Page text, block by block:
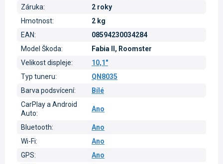
Záruka:
2 roky
Hmotnost:
2 kg
EAN:
08594230034284
Model Škoda:
Fabia II, Roomster
Velikost displeje:
10,1"
Typ tuneru:
QN8035
Barva podsvícení:
Bílé
CarPlay a Android
Auto:
Ano
Bluetooth:
Ano
Wi-Fi:
Ano
GPS:
Ano